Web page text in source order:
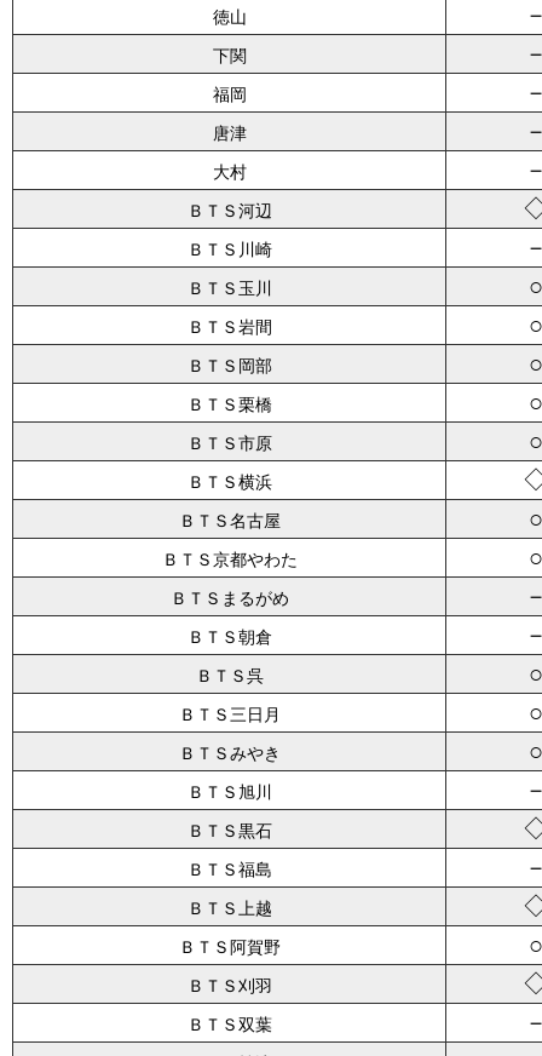
徳山
下関
福岡
唐津
大村
ＢＴＳ河辺
ＢＴＳ川崎
ＢＴＳ玉川 ○
ＢＴＳ岩間 ○
ＢＴＳ岡部 ○
ＢＴＳ栗橋 ○
ＢＴＳ市原 ○
ＢＴＳ横浜
ＢＴＳ名古屋 ○
ＢＴＳ京都やわた ○
ＢＴＳまるがめ
ＢＴＳ朝倉
ＢＴＳ呉 ○
ＢＴＳ三日月 ○
ＢＴＳみやき ○
ＢＴＳ旭川
ＢＴＳ黒石
ＢＴＳ福島
ＢＴＳ上越
ＢＴＳ阿賀野 ○
ＢＴＳ刈羽
ＢＴＳ双葉